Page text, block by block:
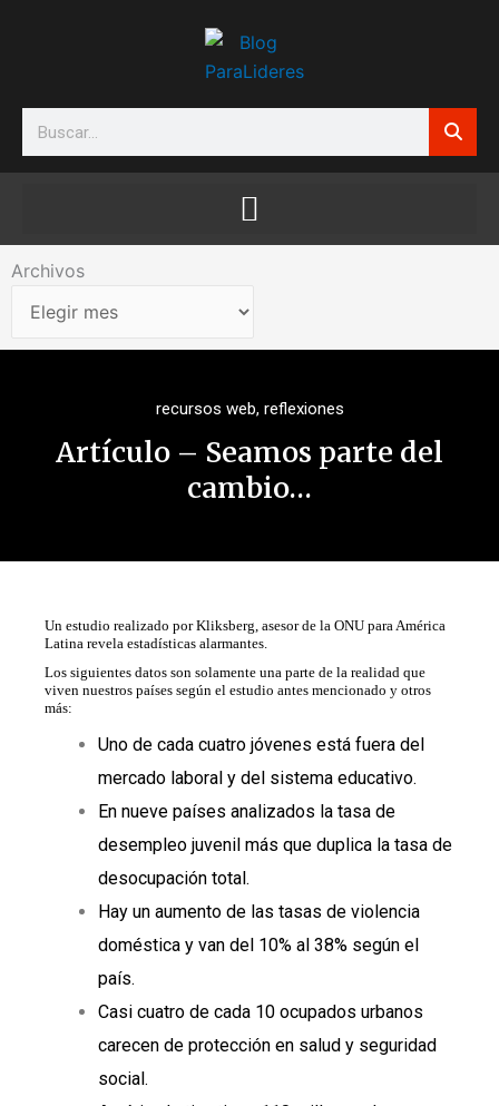
Search
Archivos
Archivos
recursos web, reflexiones
Artículo – Seamos parte del
cambio…
Un estudio realizado porKliksberg, asesor de la ONU para América
Latina revela estadísticas alarmantes.
Los siguientes datos son solamente una parte de la realidad que
viven nuestros países según el estudio antes mencionado y otros
más:
Uno de cada cuatro jóvenes está fuera del
mercado laboral y del sistema educativo.
En nueve países analizados la tasa de
desempleo juvenil más que duplica la tasa de
desocupación total.
Hay un aumento de las tasas de violencia
doméstica y van del 10% al 38% según el
país.
Casi cuatro de cada 10 ocupados urbanos
carecen de protección en salud y seguridad
social.